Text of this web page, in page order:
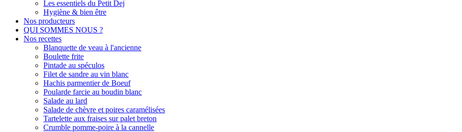
Les essentiels du Petit Dej
Hygiène & bien être
Nos producteurs
QUI SOMMES NOUS ?
Nos recettes
Blanquette de veau à l'ancienne
Boulette frite
Pintade au spéculos
Filet de sandre au vin blanc
Hachis parmentier de Boeuf
Poularde farcie au boudin blanc
Salade au lard
Salade de chèvre et poires caramélisées
Tartelette aux fraises sur palet breton
Crumble pomme-poire à la cannelle